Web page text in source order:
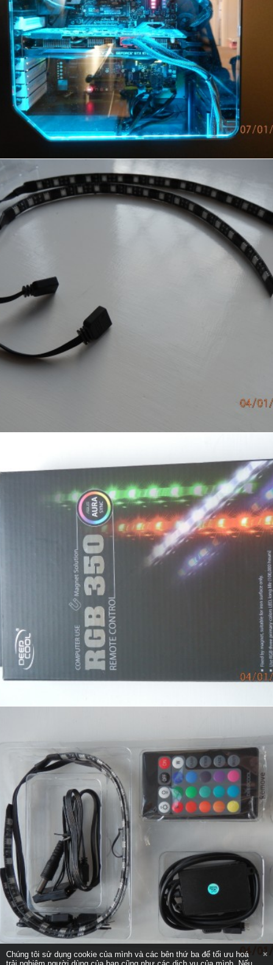
Chúng tôi sử dụng cookie của mình và các bên thứ ba để tối ưu hoá